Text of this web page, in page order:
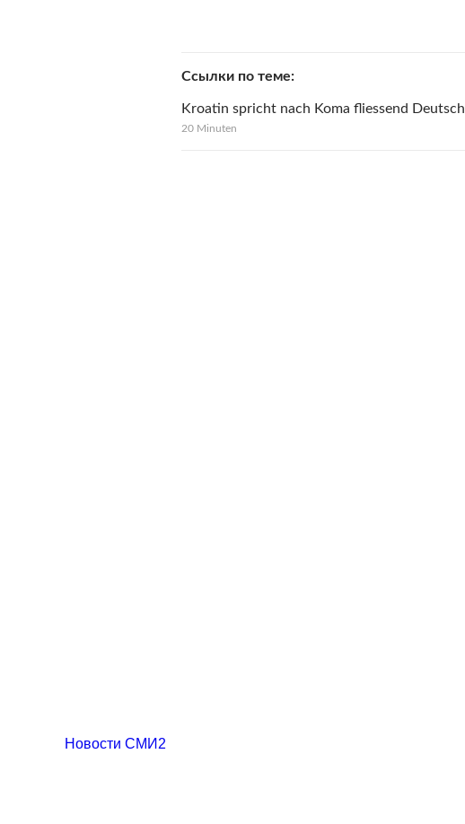
Ссылки по теме
Kroatin spricht nach Koma fliessend Deutsch
20 Minuten
Новости СМИ2